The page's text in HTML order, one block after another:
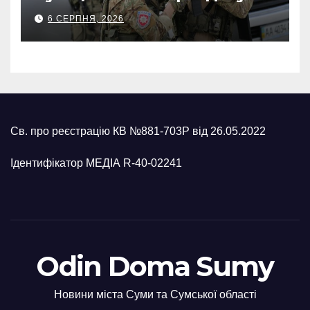
обстріли: СБУ викрила
прокремлівського агітатора
з Охтирки
6 СЕРПНЯ, 2026
Св. про реєстрацію КВ №881-703Р від 26.05.2022
Ідентифікатор МЕДІА R-40-02241
Odin Doma Sumy
Новини міста Суми та Сумської області